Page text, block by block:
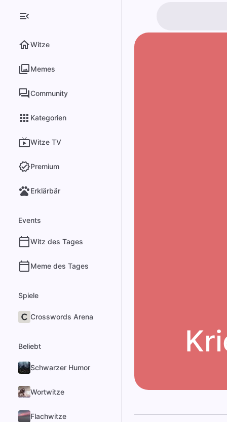
Witze
Memes
Community
Kategorien
Witze TV
Premium
Erklärbär
Events
Witz des Tages
Meme des Tages
Spiele
Crosswords Arena
Beliebt
Schwarzer Humor
Wortwitze
Flachwitze